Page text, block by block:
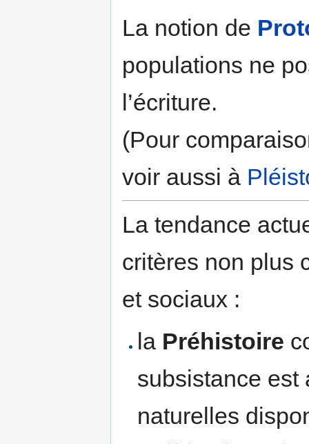
La notion de
populations ne
l’écriture.
(Pour
voir aussi à
La tendance
critères non plus
et sociaux :
la Préhistoire
subsistance est
naturelles